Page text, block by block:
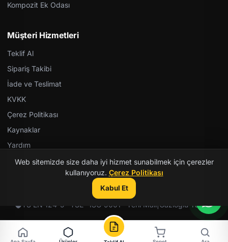
Kompozit Ek Odası
Müşteri Hizmetleri
Teklif Al
Sipariş Takibi
İade ve Teslimat
KVKK
Çerez Politikası
Kaynaklar
Yardım
© 2026 Kent Teknik Kimya. Tüm hakları saklıdır.
TS EN 124-5 · TSE · ISO 9001 · Yerli Malı|Gazioğlu Yazılım
Web sitemizde size daha iyi hizmet sunabilmek için çerezler
kullanıyoruz. Çerez Politikası
Kabul Et